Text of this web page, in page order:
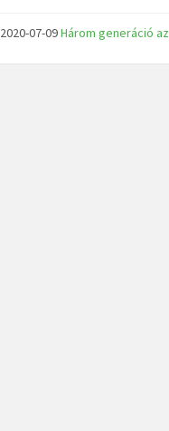
2020-07-09Három generáció